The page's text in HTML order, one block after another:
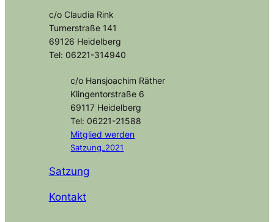
c/o Claudia Rink
Turnerstraße 141
69126 Heidelberg
Tel: 06221-314940
c/o Hansjoachim Räther
Klingentorstraße 6
69117 Heidelberg
Tel: 06221-21588
Mitgliedwerden
Satzung_2021
Satzung
Kontakt